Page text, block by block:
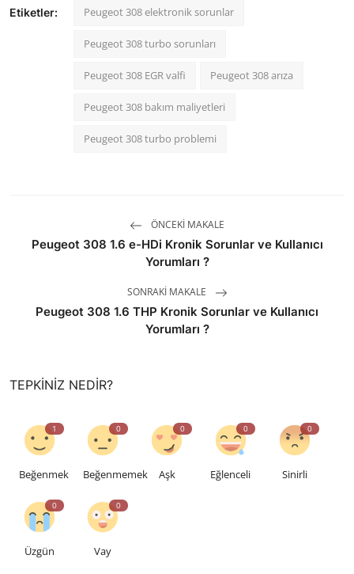
Etiketler: Peugeot 308 elektronik sorunlar
Peugeot 308 turbo sorunları
Peugeot 308 EGR valfi Peugeot 308 arıza
Peugeot 308 bakım maliyetleri
Peugeot 308 turbo problemi
ÖNCEKI MAKALE
Peugeot 308 1.6 e-HDi Kronik Sorunlar ve Kullanıcı
Yorumları ?
SONRAKI MAKALE
Peugeot 308 1.6 THP Kronik Sorunlar ve Kullanıcı
Yorumları ?
TEPKINIZ NEDIR?
1
Beğenmek
0
Beğenmemek
0
Aşk
0
Eğlenceli
0
Sinirli
0
Üzgün
0
Vay